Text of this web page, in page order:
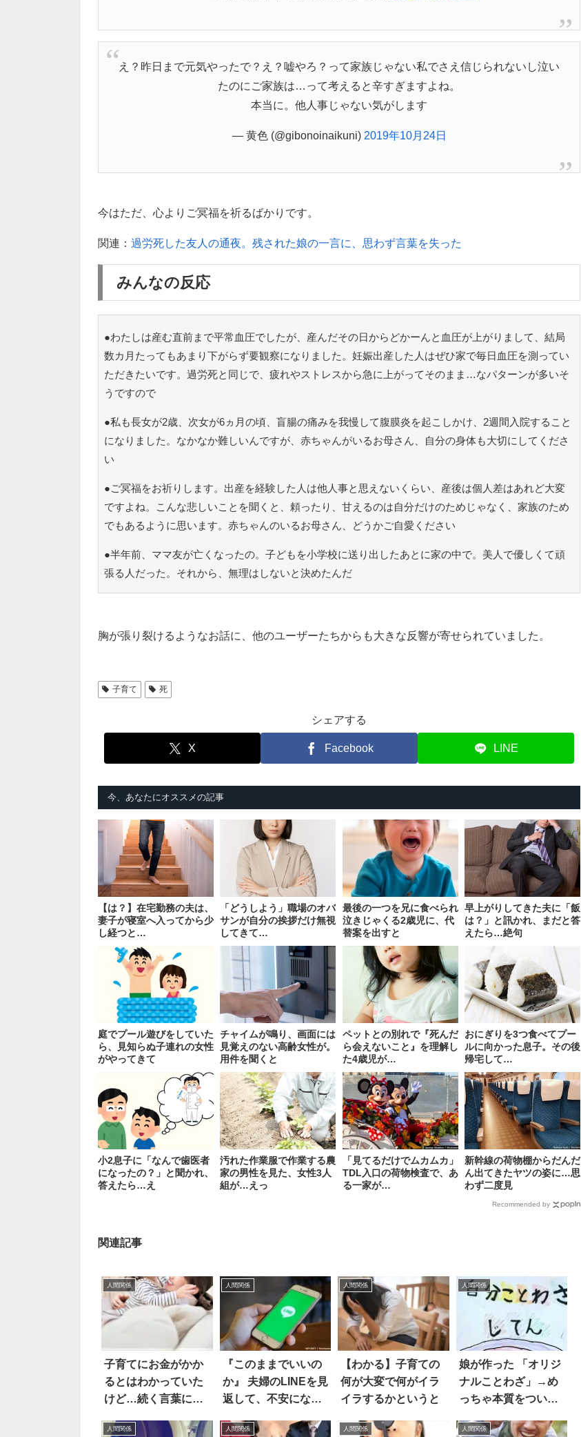
え？昨日まで元気やったで？え？嘘やろ？って家族じゃない私でさえ信じられないし泣い
たのにご家族は…って考えると辛すぎますよね。
本当に。他人事じゃない気がします
— 黄色 (@gibonoinaikuni) 2019年10月24日
今はただ、心よりご冥福を祈るばかりです。
関連： 過労死した友人の通夜。残された娘の一言に、思わず言葉を失った
みんなの反応
●わたしは産む直前まで平常血圧でしたが、産んだその日からどかーんと血圧が上がりまして、結局
数カ月たってもあまり下がらず要観察になりました。妊娠出産した人はぜひ家で毎日血圧を測ってい
ただきたいです。過労死と同じで、疲れやストレスから急に上がってそのまま…なパターンが多いそ
うですので
●私も長女が2歳、次女が6ヵ月の頃、盲腸の痛みを我慢して腹膜炎を起こしかけ、2週間入院すること
になりました。なかなか難しいんですが、赤ちゃんがいるお母さん、自分の身体も大切にしてくださ
い
●ご冥福をお祈りします。出産を経験した人は他人事と思えないくらい、産後は個人差はあれど大変
ですよね。こんな悲しいことを聞くと、頼ったり、甘えるのは自分だけのためじゃなく、家族のため
でもあるように思います。赤ちゃんのいるお母さん、どうかご自愛ください
●半年前、ママ友が亡くなったの。子どもを小学校に送り出したあとに家の中で。美人で優しくて頑
張る人だった。それから、無理はしないと決めたんだ
胸が張り裂けるようなお話に、他のユーザーたちからも大きな反響が寄せられていました。
子育て 死
シェアする
X Facebook LINE
今、あなたにオススメの記事
【は？】在宅勤務の夫は、
妻子が寝室へ入ってから少
し経つと…
「どうしよう」職場のオバ
サンが自分の挨拶だけ無視
してきて…
最後の一つを兄に食べられ
泣きじゃくる2歳児に、代
替案を出すと
早上がりしてきた夫に「飯
は？」と訊かれ、まだと答
えたら…絶句
庭でプール遊びをしていた
ら、見知らぬ子連れの女性
がやってきて
チャイムが鳴り、画面には
見覚えのない高齢女性が。
用件を聞くと
ペットとの別れで『死んだ
ら会えないこと』を理解し
た4歳児が…
おにぎりを3つ食べてプー
ルに向かった息子。その後
帰宅して…
小2息子に「なんで歯医者
になったの？」と聞かれ、
答えたら…え
汚れた作業服で作業する農
家の男性を見た、女性3人
組が…えっ
「見てるだけでムカムカ」
TDL入口の荷物検査で、あ
る一家が…
新幹線の荷物棚からだんだ
ん出てきたヤツの姿に…思
わず二度見
Recommended by
関連記事
人間関係
子育てにお金がかか
るとはわかっていた
けど…続く言葉に頷
人間関係
『このままでいいの
か』 夫婦のLINEを見
返して、不安になっ
人間関係
【わかる】子育ての
何が大変で何がイラ
イラするかというと
人間関係
娘が作った 「オリジ
ナルことわざ」→め
っちゃ本質をついて
人間関係 人間関係 人間関係 人間関係